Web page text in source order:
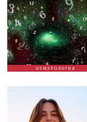
НУМЕРОЛОГИЯ